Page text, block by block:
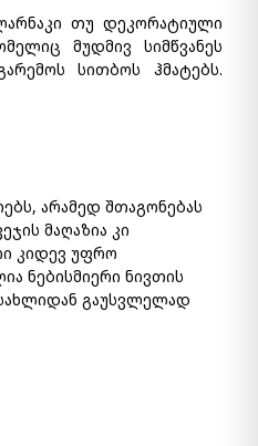
თუ დეკორატიული
მუდმივ სიმწვანეს
სითბოს ჰმატებს.
არამედ შთაგონებას
მაღაზია კი
კიდევ უფრო
ნებისმიერი ნივთის
გაუსვლელად